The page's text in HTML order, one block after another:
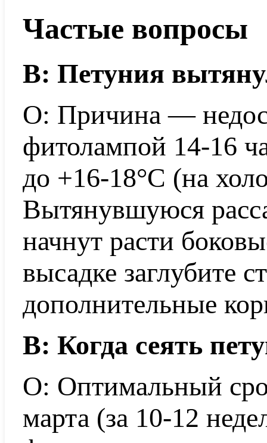
Частые вопросы
В: Петуния
О: Причина —
фитолампой 14-16
до +16-18°C (на
Вытянувшуюся
начнут расти
высадке заглубите
дополнительные
В: Когда сеять
О: Оптимальный
марта (за 10-12